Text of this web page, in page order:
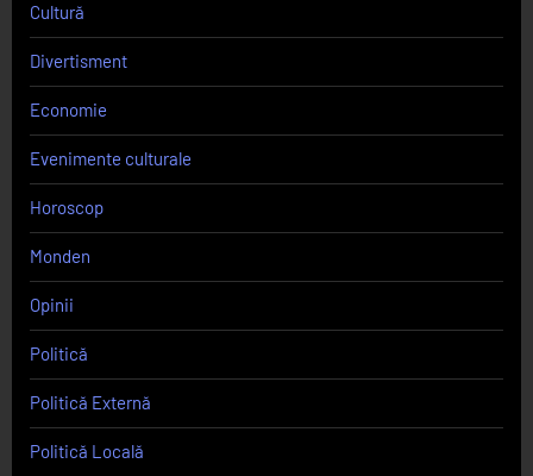
Cultură
Divertisment
Economie
Evenimente culturale
Horoscop
Monden
Opinii
Politică
Politică Externă
Politică Locală